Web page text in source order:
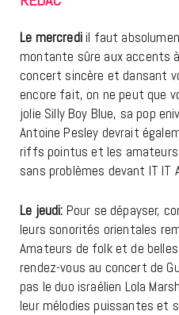
Le mercrediil faut
montante sûre aux accents
concert sincère et dansant
encore fait, on ne peut que
jolie Silly Boy Blue, sa pop
Antoine Pesley devrait
riffs pointus et les
sans problèmes devant IT IT
Le jeudi: Pour se dépayser,
leurs sonorités orientales
Amateurs de folk et de
rendez-vous au concert de
pas le duo israélien Lola
leur mélodies puissantes et